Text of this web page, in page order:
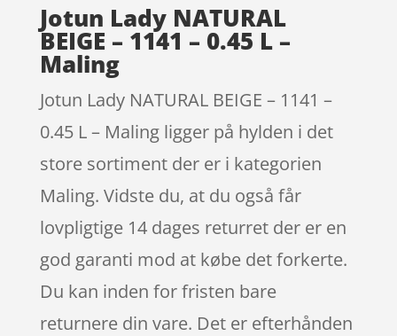
Jotun Lady NATURAL
BEIGE – 1141 – 0.45 L –
Maling
Jotun Lady NATURAL BEIGE – 1141 –
0.45 L – Maling ligger på hylden i det
store sortiment der er i kategorien
Maling. Vidste du, at du også får
lovpligtige 14 dages returret der er en
god garanti mod at købe det forkerte.
Du kan inden for fristen bare
returnere din vare. Det er efterhånden